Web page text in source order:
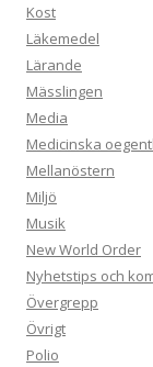
Kost
Läkemedel
Lärande
Mässlingen
Media
Medicinska
Mellanöstern
Miljö
Musik
New World Order
Nyhetstips och
Övergrepp
Övrigt
Polio